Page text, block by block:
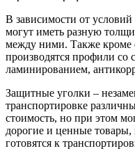
В зависимости от
могут иметь разную
между ними. Также кроме
производятся профили
ламинированием,
Защитные уголки –
транспортировке
стоимость, но при этом
дорогие и ценные товары,
готовятся к